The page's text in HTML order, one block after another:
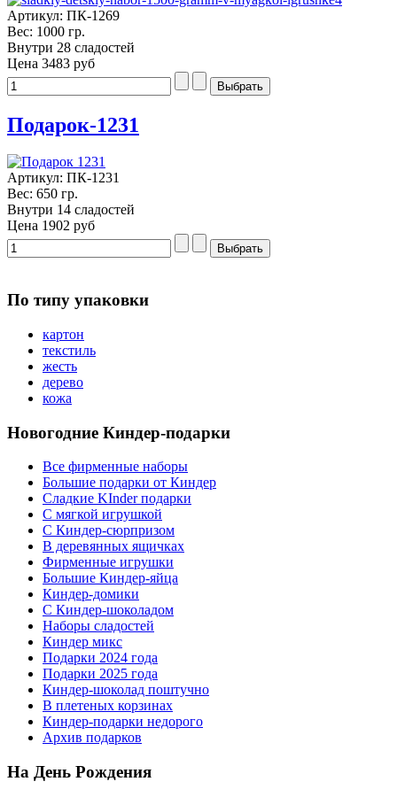
Артикул: ПК-1269
Вес: 1000 гр.
Внутри 28 сладостей
Цена 3483 руб
Подарок-1231
Артикул: ПК-1231
Вес: 650 гр.
Внутри 14 сладостей
Цена 1902 руб
По типу упаковки
картон
текстиль
жесть
дерево
кожа
Новогодние Киндер-подарки
Все фирменные наборы
Большие подарки от Киндер
Сладкие KInder подарки
С мягкой игрушкой
С Киндер-сюрпризом
В деревянных ящичках
Фирменные игрушки
Большие Киндер-яйца
Киндер-домики
С Киндер-шоколадом
Наборы сладостей
Киндер микс
Подарки 2024 года
Подарки 2025 года
Киндер-шоколад поштучно
В плетеных корзинах
Киндер-подарки недорого
Архив подарков
На День Рождения